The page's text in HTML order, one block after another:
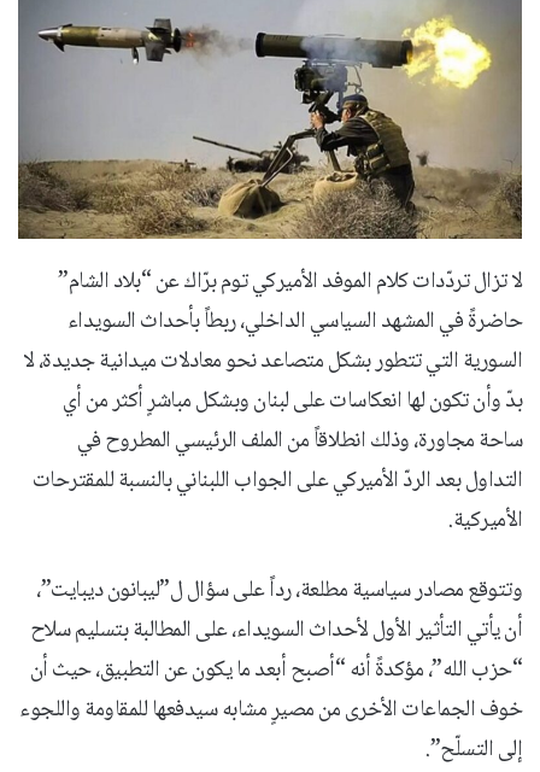
لا تزال تردّدات كلام الموفد الأميركي توم برّاك عن “بلاد الشام”
حاضرةً في المشهد السياسي الداخلي، ربطاً بأحداث السويداء
السورية التي تتطور بشكل متصاعد نحو معادلات ميدانية جديدة، لا
بدّ وأن تكون لها انعكاسات على لبنان وبشكل مباشرٍ أكثر من أي
ساحة مجاورة، وذلك انطلاقاً من الملف الرئيسي المطروح في
التداول بعد الردّ الأميركي على الجواب اللبناني بالنسبة للمقترحات
الأميركية.
وتتوقع مصادر سياسية مطلعة، رداً على سؤال ل”ليبانون ديبايت”،
أن يأتي التأثير الأول لأحداث السويداء، على المطالبة بتسليم سلاح
“حزب الله”، مؤكدةً أنه “أصبح أبعد ما يكون عن التطبيق، حيث أن
خوف الجماعات الأخرى من مصيرٍ مشابه سيدفعها للمقاومة واللجوء
إلى التسلّح”.